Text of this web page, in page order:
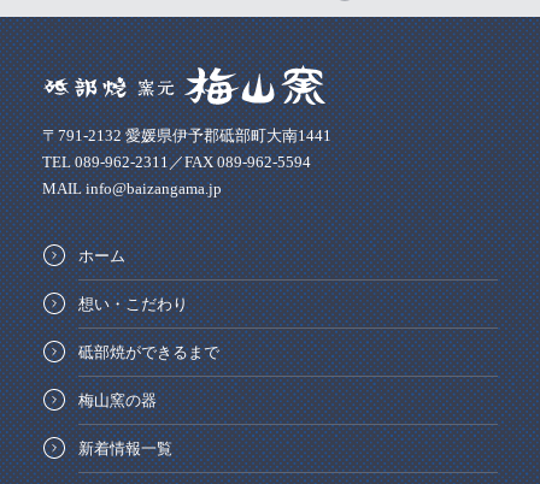
〒791-2132 愛媛県伊予郡砥部町大南1441
TEL 089-962-2311／FAX 089-962-5594
MAIL info@baizangama.jp
ホーム
想い・こだわり
砥部焼ができるまで
梅山窯の器
新着情報一覧